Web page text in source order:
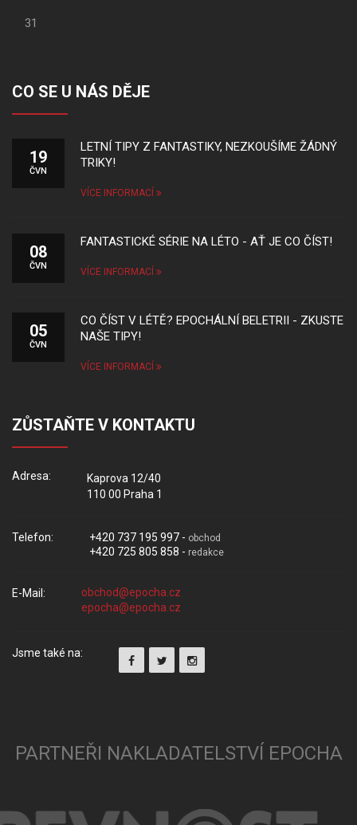
31
CO SE U NÁS DĚJE
19
ČVN
LETNÍ TIPY Z FANTASTIKY, NEZKOUŠÍME ŽÁDNÝ
TRIKY!
VÍCE INFORMACÍ
08
ČVN
FANTASTICKÉ SÉRIE NA LÉTO - AŤ JE CO ČÍST!
VÍCE INFORMACÍ
05
ČVN
CO ČÍST V LÉTĚ? EPOCHÁLNÍ BELETRII - ZKUSTE
NAŠE TIPY!
VÍCE INFORMACÍ
ZŮSTAŇTE V KONTAKTU
Adresa:
Kaprova 12/40
110 00 Praha 1
Telefon: +420 737 195 997 - obchod
+420 725 805 858 - redakce
E-Mail:
Jsme také na:
PARTNEŘI NAKLADATELSTVÍ EPOCHA